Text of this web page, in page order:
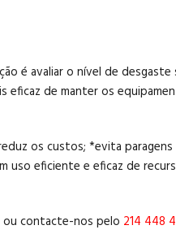
é avaliar o nível de
eficaz de manter os
os custos; *evita
uso eficiente e eficaz de
ou contacte-nos pelo 214 448